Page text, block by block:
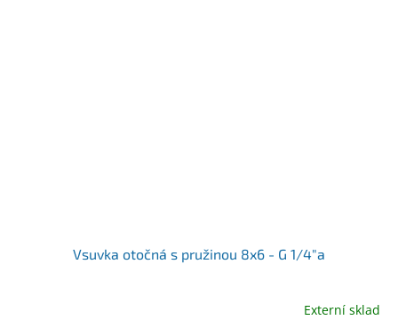
Vsuvka otočná s pružinou 8x6 - G 1/4"a
Externí sklad